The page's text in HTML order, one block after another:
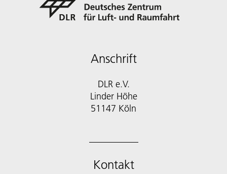
Anschrift
DLR e.V.
Linder Höhe
51147 Köln
Kontakt